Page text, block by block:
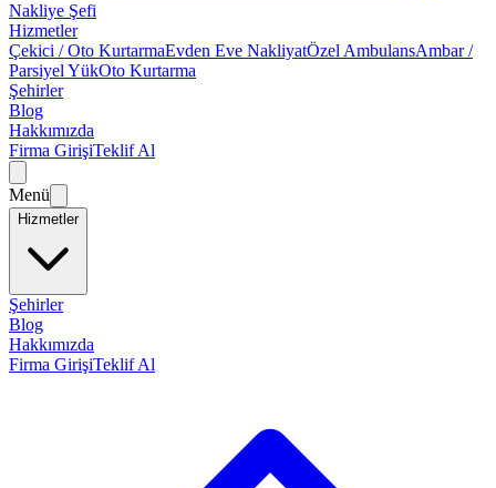
Nakliye Şefi
Hizmetler
Çekici / Oto KurtarmaEvden Eve NakliyatÖzel AmbulansAmbar /
Parsiyel YükOto Kurtarma
Şehirler
Blog
Hakkımızda
Firma GirişiTeklif Al
Menü
Hizmetler
Şehirler
Blog
Hakkımızda
Firma GirişiTeklif Al